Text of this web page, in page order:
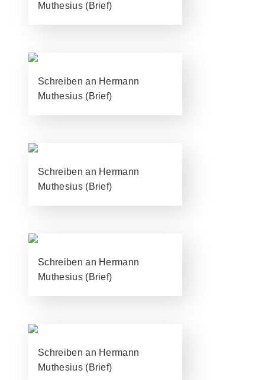
Muthesius (Brief)
Schreiben an Hermann
Muthesius (Brief)
Schreiben an Hermann
Muthesius (Brief)
Schreiben an Hermann
Muthesius (Brief)
Schreiben an Hermann
Muthesius (Brief)